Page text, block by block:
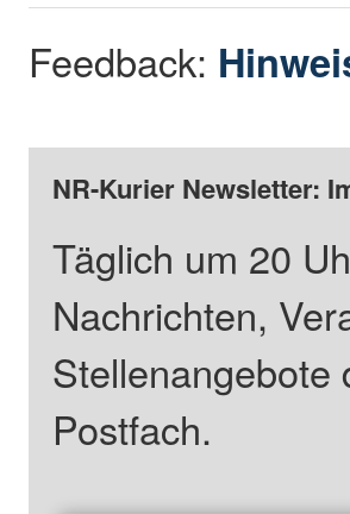
Feedback:
NR-Kurier Newsletter:
Täglich um 20
Nachrichten,
Stellenangebote
Postfach.